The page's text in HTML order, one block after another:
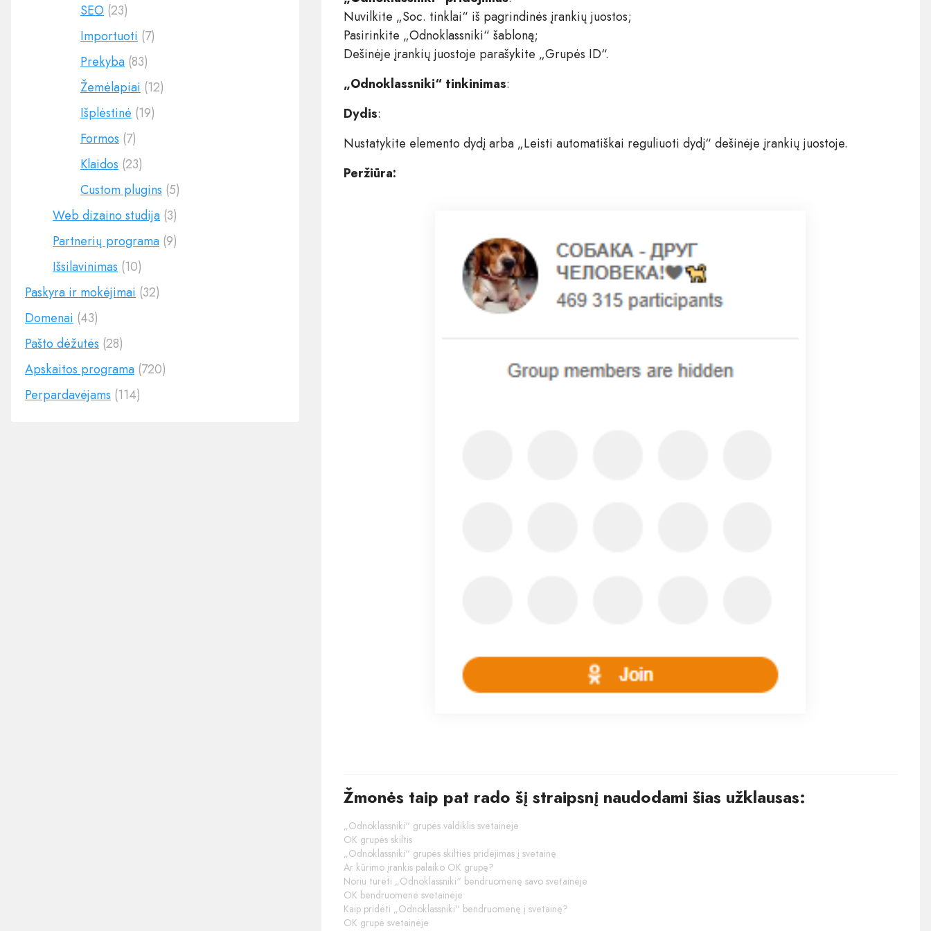
SEO (23)
Importuoti (7)
Prekyba (83)
Žemėlapiai (12)
Išplėstinė (19)
Formos (7)
Klaidos (23)
Custom plugins (5)
Web dizaino studija (3)
Partnerių programa (9)
Išsilavinimas (10)
Paskyra ir mokėjimai (32)
Domenai (43)
Pašto dėžutės (28)
Apskaitos programa (720)
Perpardavėjams (114)
Nuvilkite „Soc. tinklai“ iš pagrindinės įrankių juostos;
Pasirinkite „Odnoklassniki“ šabloną;
Dešinėje įrankių juostoje parašykite „Grupės ID“.
„Odnoklassniki“ tinkinimas:
Dydis:
Nustatykite elemento dydį arba „Leisti automatiškai reguliuoti dydį“ dešinėje įrankių juostoje.
Peržiūra:
Žmonės taip pat rado šį straipsnį naudodami šias užklausas:
„Odnoklassniki“ grupės valdiklis svetainėje
OK grupės skiltis
„Odnoklassniki“ grupės skilties pridėjimas į svetainę
Ar kūrimo įrankis palaiko OK grupę?
Noriu turėti „Odnoklassniki“ bendruomenę savo svetainėje
OK bendruomenė svetainėje
Kaip pridėti „Odnoklassniki“ bendruomenę į svetainę?
OK grupė svetainėje